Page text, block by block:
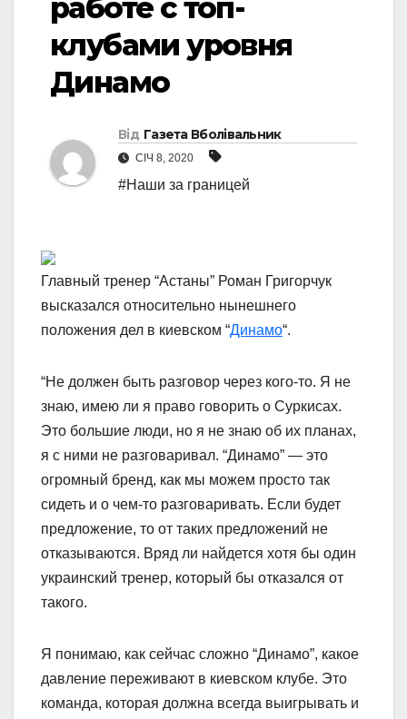
работе с топ-
клубами уровня
Динамо
Від Газета Вболівальник
СІЧ 8, 2020
#Наши за границей
Главный тренер “Астаны” Роман Григорчук
высказался относительно нынешнего
положения дел в киевском “Динамо“.
“Не должен быть разговор через кого-то. Я не
знаю, имею ли я право говорить о Суркисах.
Это большие люди, но я не знаю об их планах,
я с ними не разговаривал. “Динамо” — это
огромный бренд, как мы можем просто так
сидеть и о чем-то разговаривать. Если будет
предложение, то от таких предложений не
отказываются. Вряд ли найдется хотя бы один
украинский тренер, который бы отказался от
такого.
Я понимаю, как сейчас сложно “Динамо”, какое
давление переживают в киевском клубе. Это
команда, которая должна всегда выигрывать и